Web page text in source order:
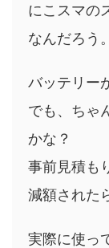
にこスマの
なんだろう。
バッテリー
でも、ちゃ
かな？
事前見積も
減額された
実際に使っ